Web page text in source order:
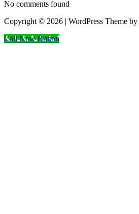
No comments found
Copyright © 2026 | WordPress Theme by
Call Now Button